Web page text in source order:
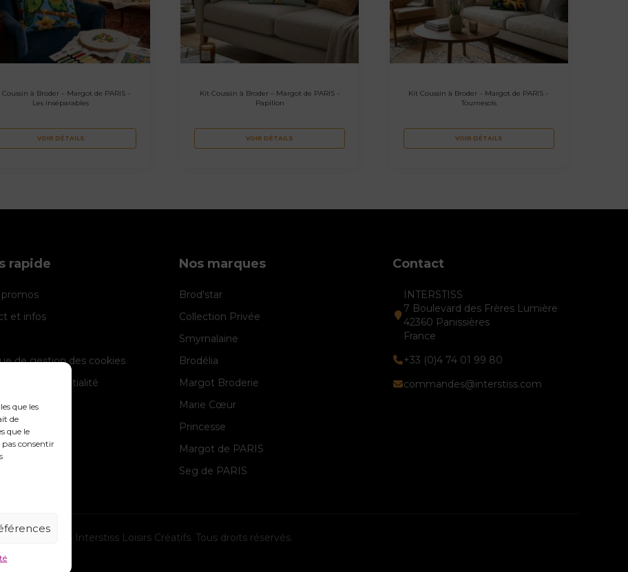
que les
de
que le
consentir
Coussin à Broder – Margot de PARIS –
Les inséparables
VOIR DÉTAILS
Kit Coussin à Broder – Margot de PARIS –
Papillon
VOIR DÉTAILS
Kit Coussin à Broder – Margot de PARIS –
Tournesols
VOIR DÉTAILS
rapide
et infos
de gestion des cookies
de confidentialité
légales
Nos marques
Brod'star
Collection Privée
Smyrnalaine
Brodélia
Margot Broderie
Marie Cœur
Princesse
Margot de PARIS
Seg de PARIS
Contact
INTERSTISS
7 Boulevard des Frères Lumière
42360 Panissières
France
+33 (0)4 74 01 99 80
commandes@interstiss.com
© 2026 Interstiss Loisirs Créatifs. Tous droits réservés.